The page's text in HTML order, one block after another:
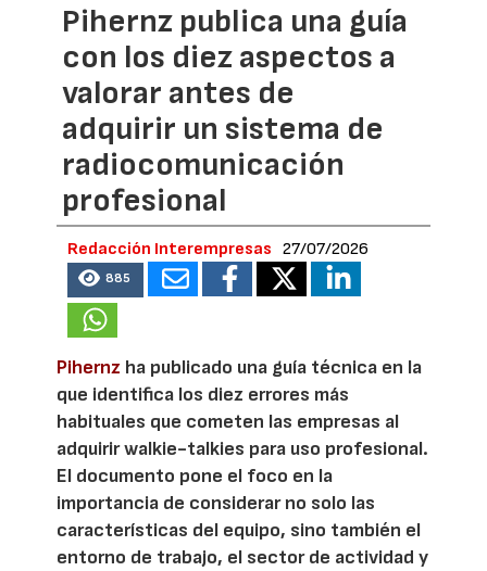
Pihernz publica una guía
con los diez aspectos a
valorar antes de
adquirir un sistema de
radiocomunicación
profesional
Redacción Interempresas 27/07/2026
885
Pihernz ha publicado una guía técnica en la
que identifica los diez errores más
habituales que cometen las empresas al
adquirir walkie-talkies para uso profesional.
El documento pone el foco en la
importancia de considerar no solo las
características del equipo, sino también el
entorno de trabajo, el sector de actividad y